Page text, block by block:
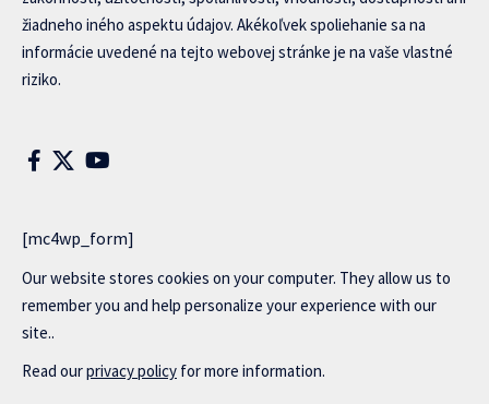
žiadneho iného aspektu údajov. Akékoľvek spoliehanie sa na
informácie uvedené na tejto webovej stránke je na vaše vlastné
riziko.
[mc4wp_form]
Our website stores cookies on your computer. They allow us to
remember you and help personalize your experience with our
site..
Read ourprivacy policy for more information.